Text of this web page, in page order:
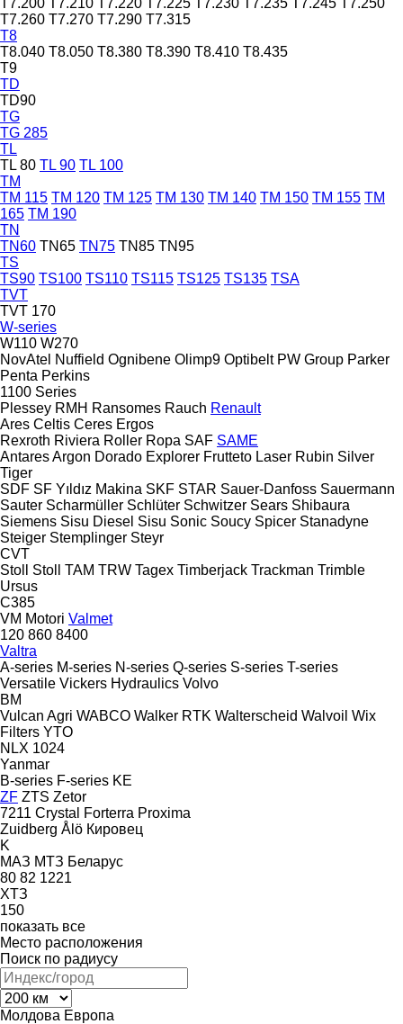
T7.260 T7.270 T7.290 T7.315
T8
T8.040 T8.050 T8.380 T8.390 T8.410 T8.435
T9
TD
TD90
TG
TG 285
TL
TL 80 TL 90 TL 100
TM
TM 115 TM 120 TM 125 TM 130 TM 140 TM 150 TM 155 TM
165 TM 190
TN
TN60 TN65 TN75 TN85 TN95
TS
TS90 TS100 TS110 TS115 TS125 TS135 TSA
TVT
TVT 170
W-series
W110 W270
NovAtel Nuffield Ognibene Olimp9 Optibelt PW Group Parker
Penta Perkins
1100 Series
Plessey RMH Ransomes Rauch Renault
Ares Celtis Ceres Ergos
Rexroth Riviera Roller Ropa SAF SAME
AntaresArgon Dorado Explorer Frutteto Laser Rubin Silver
Tiger
SDF SF Yıldız Makina SKF STAR Sauer-Danfoss Sauermann
Sauter Scharmüller Schlüter Schwitzer Sears Shibaura
Siemens Sisu Diesel Sisu Sonic Soucy Spicer Stanadyne
Steiger Stemplinger Steyr
CVT
Stoll
Stoll TAM TRW Tagex Timberjack Trackman Trimble
Ursus
C385
VM Motori Valmet
120 860 8400
Valtra
A-series M-series N-series Q-series S-series T-series
Versatile Vickers Hydraulics Volvo
BM
Vulcan Agri WABCO Walker RTK Walterscheid Walvoil Wix
Filters YTO
NLX 1024
Yanmar
B-series F-series KE
ZF ZTS Zetor
7211 Crystal Forterra Proxima
Zuidberg Ålö Кировец
K
МАЗ МТЗ Беларус
80 82 1221
ХТЗ
150
показать все
Место расположения
Поиск по радиусу
Молдова Европа